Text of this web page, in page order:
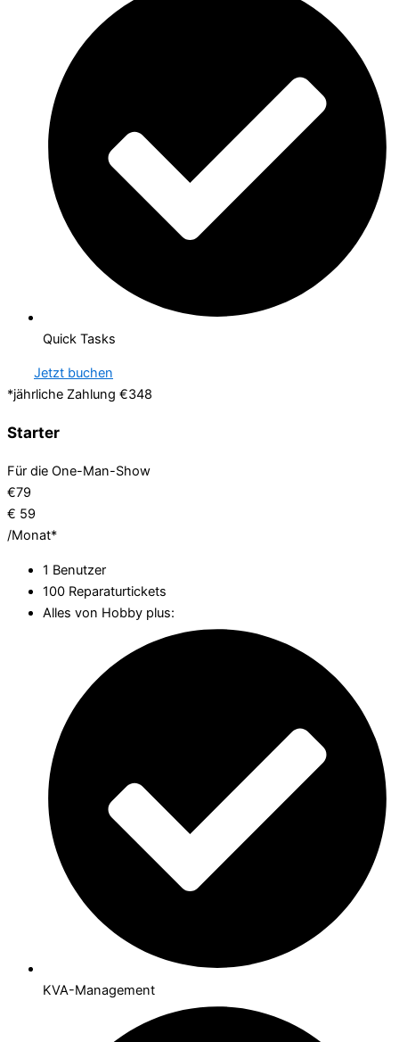
Quick Tasks
Jetzt buchen
*jährliche Zahlung €348
Starter
Für die One-Man-Show
€79
€ 59
/Monat*
1 Benutzer
100 Reparaturtickets
Alles von Hobby plus:
KVA-Management